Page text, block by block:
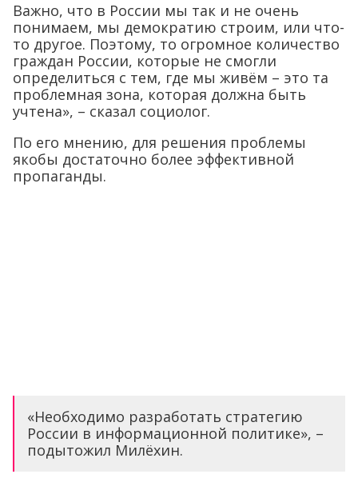
Важно, что в России мы так и не очень
понимаем, мы демократию строим, или что-
то другое. Поэтому, то огромное количество
граждан России, которые не смогли
определиться с тем, где мы живём – это та
проблемная зона, которая должна быть
учтена», – сказал социолог.
По его мнению, для решения проблемы
якобы достаточно более эффективной
пропаганды.
«Необходимо разработать стратегию
России в информационной политике», –
подытожил Милёхин.